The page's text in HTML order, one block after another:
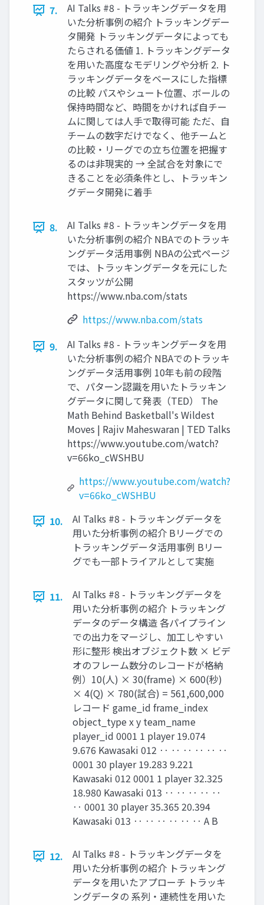
7.
AI Talks #8 - トラッキングデータを用
いた分析事例の紹介 トラッキングデー
タ開発 トラッキングデータによっても
たらされる価値 1. トラッキングデータ
を用いた高度なモデリングや分析 2. ト
ラッキングデータをベースにした指標
の比較 パスやシュート位置、ボールの
保持時間など、時間をかければ自チー
ムに関しては人手で取得可能 ただ、自
チームの数字だけでなく、他チームと
の比較・リーグでの立ち位置を把握す
るのは非現実的 → 全試合を対象にで
きることを必須条件とし、トラッキン
グデータ開発に着手
8.
AI Talks #8 - トラッキングデータを用
いた分析事例の紹介 NBAでのトラッキ
ングデータ活用事例 NBAの公式ページ
では、トラッキングデータを元にした
スタッツが公開
https://www.nba.com/stats
https://www.nba.com/stats
9.
AI Talks #8 - トラッキングデータを用
いた分析事例の紹介 NBAでのトラッキ
ングデータ活用事例 10年も前の段階
で、パターン認識を用いたトラッキン
グデータに関して発表（TED） The
Math Behind Basketball's Wildest
Moves | Rajiv Maheswaran | TED Talks
https://www.youtube.com/watch?
v=66ko_cWSHBU
https://www.youtube.com/watch?
v=66ko_cWSHBU
10.
AI Talks #8 - トラッキングデータを
用いた分析事例の紹介 Bリーグでの
トラッキングデータ活用事例 Bリー
グでも一部トライアルとして実施
11.
AI Talks #8 - トラッキングデータを
用いた分析事例の紹介 トラッキング
データのデータ構造 各パイプライン
での出力をマージし、加工しやすい
形に整形 検出オブジェクト数 × ビデ
オのフレーム数分のレコードが格納
例）10(人) × 30(frame) × 600(秒)
× 4(Q) × 780(試合) = 561,600,000
レコード game_id frame_index
object_type x y team_name
player_id 0001 1 player 19.074
9.676 Kawasaki 012 ‥ ‥ ‥ ‥ ‥ ‥
0001 30 player 19.283 9.221
Kawasaki 012 0001 1 player 32.325
18.980 Kawasaki 013 ‥ ‥ ‥ ‥ ‥
‥ 0001 30 player 35.365 20.394
Kawasaki 013 ‥ ‥ ‥ ‥ ‥ ‥ A B
12.
AI Talks #8 - トラッキングデータを
用いた分析事例の紹介 トラッキング
データを用いたアプローチ トラッキ
ングデータの 系列・連続性を用いた